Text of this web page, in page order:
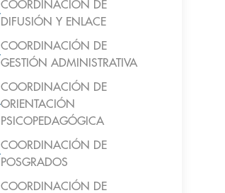
COORDINACIÓN DE
DIFUSIÓN Y ENLACE
COORDINACIÓN DE
GESTIÓN ADMINISTRATIVA
COORDINACIÓN DE
ORIENTACIÓN
PSICOPEDAGÓGICA
COORDINACIÓN DE
POSGRADOS
COORDINACIÓN DE